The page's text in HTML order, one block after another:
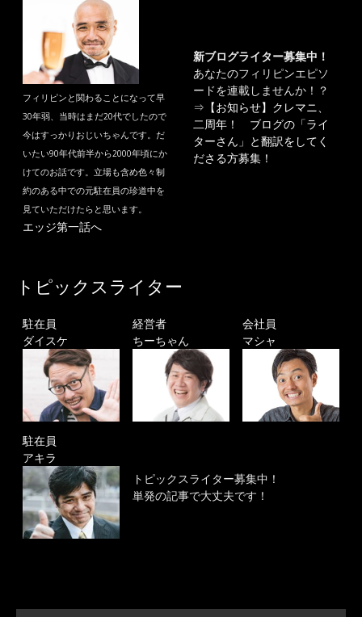
フィリピンと関わることになって早
30年弱、当時はまだ20代でしたので
今はすっかりおじいちゃんです。だ
いたい90年代前半から2000年頃にか
けてのお話です。立場も含め色々制
約のある中での元駐在員の珍道中を
見ていただけたらと思います。
エッジ第一話へ
新ブログライター募集中！
あなたのフィリピンエピソ
ードを連載しませんか！？
⇒ 【お知らせ】クレマニ、
二周年！ ブログの「ライ
ターさん」と翻訳をしてく
ださる方募集！
トピックスライター
駐在員
ダイスケ
経営者
ちーちゃん
会社員
マシャ
駐在員
アキラ
トピックスライター募集中！
単発の記事で大丈夫です！